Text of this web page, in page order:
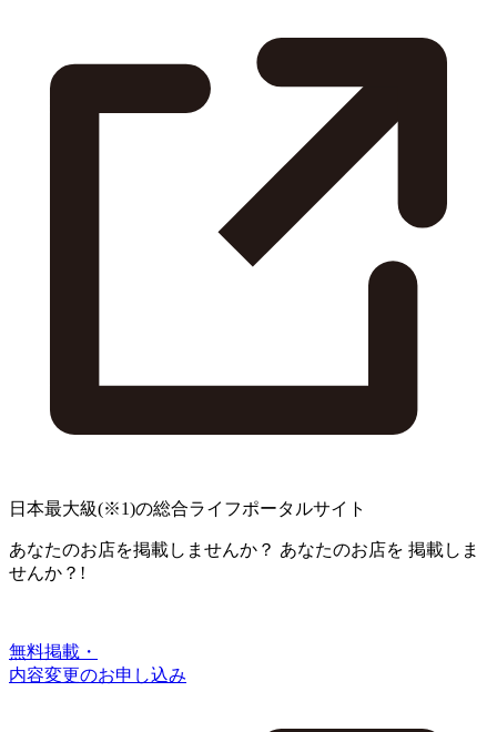
日本最大級(※1)の総合ライフポータルサイト
あなたのお店を掲載しませんか？ あなたのお店を 掲載しま
せんか？!
無料掲載・
内容変更のお申し込み